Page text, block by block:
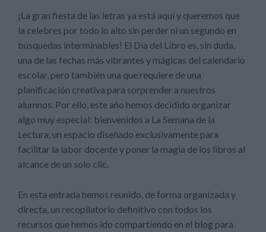
¡La gran fiesta de las letras ya está aquí y queremos que
la celebres por todo lo alto sin perder ni un segundo en
búsquedas interminables! El Día del Libro es, sin duda,
una de las fechas más vibrantes y mágicas del calendario
escolar, pero también una que requiere de una
planificación creativa para sorprender a nuestros
alumnos. Por ello, este año hemos decidido organizar
algo muy especial: bienvenidos a La Semana de la
Lectura, un espacio diseñado exclusivamente para
facilitar la labor docente y poner la magia de los libros al
alcance de un solo clic.
En esta entrada hemos reunido, de forma organizada y
directa, un recopilatorio definitivo con todos los
recursos que hemos ido compartiendo en el blog para